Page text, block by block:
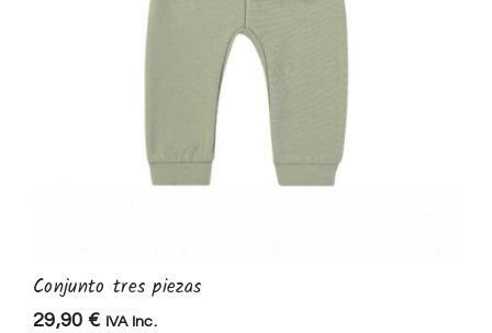
Conjunto tres piezas
29,90 € IVA Inc.